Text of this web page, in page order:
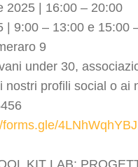
2025 | 16:00 – 20:00
| 9:00 – 13:00 e 15:00
9
under 30,
nostri profili social o ai
forms.gle/